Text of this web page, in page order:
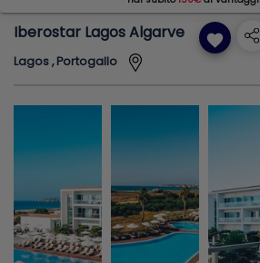
Iberostar Lagos Algarve favorite
Lagos , Portogallo